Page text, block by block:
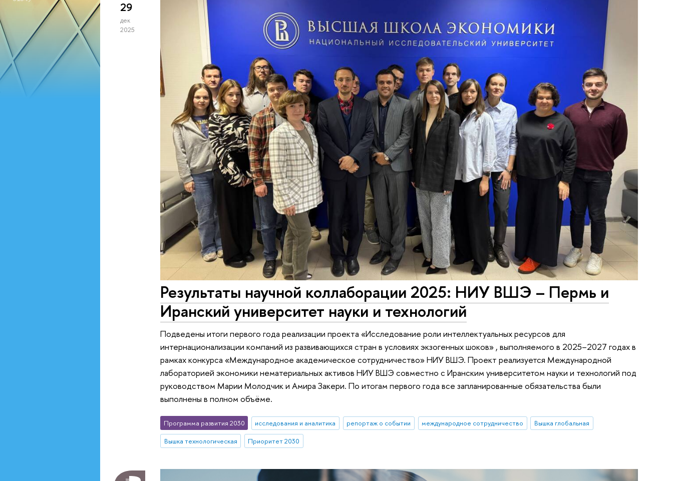
29
дек
2025
Результаты научной коллаборации 2025: НИУ ВШЭ – Пермь и
Иранский университет науки и технологий
Подведены итоги первого года реализации проекта «Исследование роли интеллектуальных ресурсов для
интернационализации компаний из развивающихся стран в условиях экзогенных шоков» , выполняемого в 2025–2027 годах в
рамках конкурса «Международное академическое сотрудничество» НИУ ВШЭ. Проект реализуется Международной
лабораторией экономики нематериальных активов НИУ ВШЭ совместно с Иранским университетом науки и технологий под
руководством Марии Молодчик и Амира Закери. По итогам первого года все запланированные обязательства были
выполнены в полном объёме.
Программа развития 2030 исследования и аналитика репортаж о событии международное сотрудничество
Вышка глобальная
Вышка технологическая
Приоритет 2030